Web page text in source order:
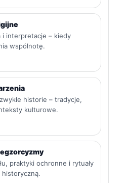
i interpretacje – kiedy
wspólnotę.
historie – tradycje,
kulturowe.
praktyki ochronne i rytuały